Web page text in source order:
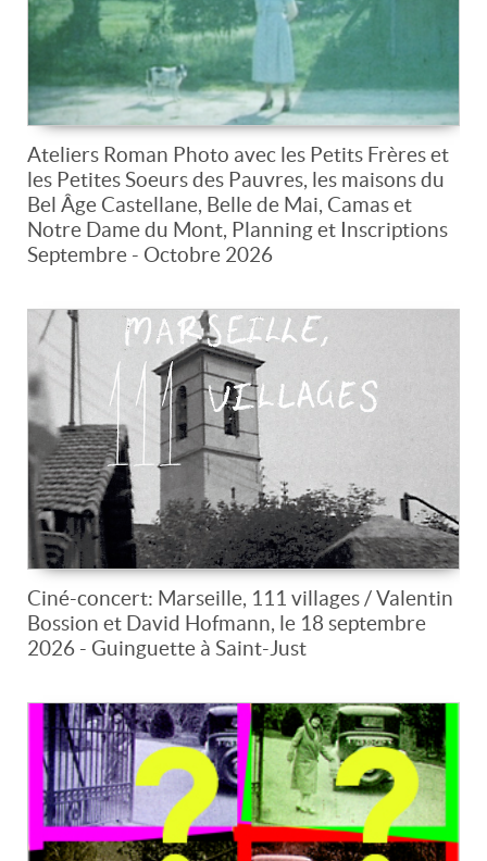
Ateliers Roman Photo avec les Petits Frères et
les Petites Soeurs des Pauvres, les maisons du
Bel Âge Castellane, Belle de Mai, Camas et
Notre Dame du Mont, Planning et Inscriptions
Septembre - Octobre 2026
Ciné-concert: Marseille, 111 villages / Valentin
Bossion et David Hofmann, le 18 septembre
2026 - Guinguette à Saint-Just